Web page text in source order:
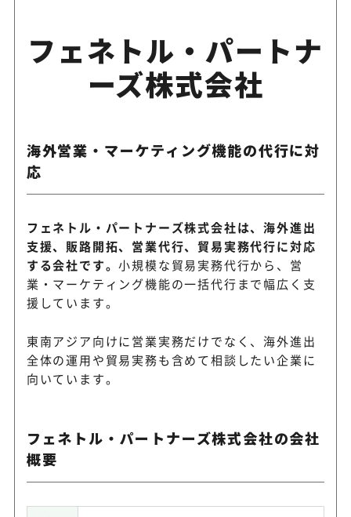
フェネトル・パートナ
ーズ株式会社
海外営業・マーケティング機能の代行に対
応
フェネトル・パートナーズ株式会社は、海外進出
支援、販路開拓、営業代行、貿易実務代行に対応
する会社です。小規模な貿易実務代行から、営
業・マーケティング機能の一括代行まで幅広く支
援しています。
東南アジア向けに営業実務だけでなく、海外進出
全体の運用や貿易実務も含めて相談したい企業に
向いています。
フェネトル・パートナーズ株式会社の会社
概要